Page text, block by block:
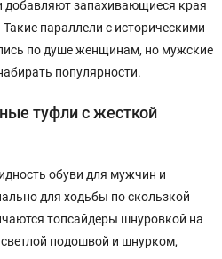
добавляют запахивающиеся края
параллели с историческими
по душе женщинам, но мужские
популярности.
туфли с жесткой
обуви для мужчин и
для ходьбы по скользкой
топсайдеры шнуровкой на
подошвой и шнурком,